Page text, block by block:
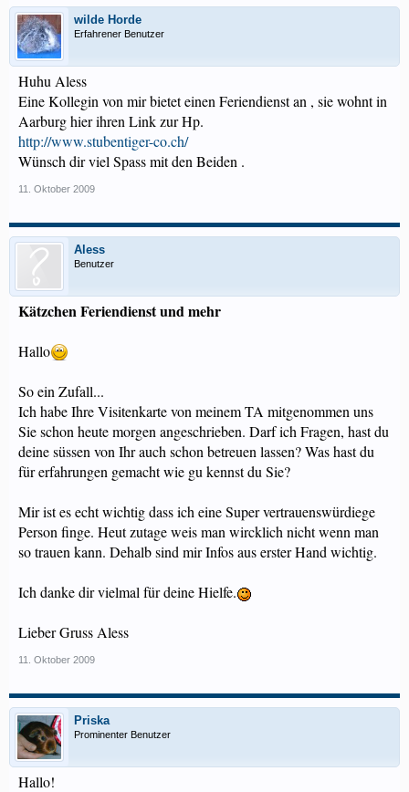
wilde Horde
Erfahrener Benutzer
Huhu Aless
Eine Kollegin von mir bietet einen Feriendienst an , sie wohnt in
Aarburg hier ihren Link zur Hp.
http://www.stubentiger-co.ch/
Wünsch dir viel Spass mit den Beiden .
11. Oktober 2009
Aless
Benutzer
Kätzchen Feriendienst und mehr
Hallo
So ein Zufall...
Ich habe Ihre Visitenkarte von meinem TA mitgenommen uns
Sie schon heute morgen angeschrieben. Darf ich Fragen, hast du
deine süssen von Ihr auch schon betreuen lassen? Was hast du
für erfahrungen gemacht wie gu kennst du Sie?
Mir ist es echt wichtig dass ich eine Super vertrauenswürdiege
Person finge. Heut zutage weis man wircklich nicht wenn man
so trauen kann. Dehalb sind mir Infos aus erster Hand wichtig.
Ich danke dir vielmal für deine Hielfe.
Lieber Gruss Aless
11. Oktober 2009
Priska
Prominenter Benutzer
Hallo!